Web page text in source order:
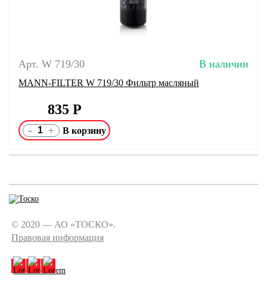
Арт. W 719/30 В наличии
MANN-FILTER W 719/30 Фильтр масляный
835 Р
- +
© 2020 — АО «ТОСКО».
Правовая информация